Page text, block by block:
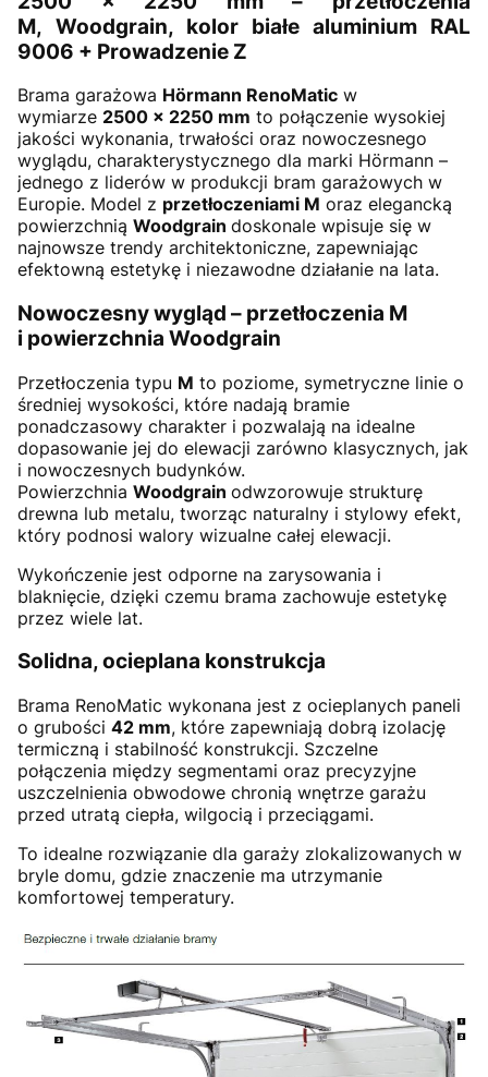
M, Woodgrain, kolor białe aluminium RAL
9006 + Prowadzenie Z
Brama garażowa Hörmann RenoMatic w
wymiarze 2500 × 2250 mm to połączenie wysokiej
jakości wykonania, trwałości oraz nowoczesnego
wyglądu, charakterystycznego dla marki Hörmann –
jednego z liderów w produkcji bram garażowych w
Europie. Model z przetłoczeniami M oraz elegancką
powierzchnią Woodgrain doskonale wpisuje się w
najnowsze trendy architektoniczne, zapewniając
efektowną estetykę i niezawodne działanie na lata.
Nowoczesny wygląd – przetłoczenia M
i powierzchnia Woodgrain
Przetłoczenia typu M to poziome, symetryczne linie o
średniej wysokości, które nadają bramie
ponadczasowy charakter i pozwalają na idealne
dopasowanie jej do elewacji zarówno klasycznych, jak
i nowoczesnych budynków.
Powierzchnia Woodgrain odwzorowuje strukturę
drewna lub metalu, tworząc naturalny i stylowy efekt,
który podnosi walory wizualne całej elewacji.
Wykończenie jest odporne na zarysowania i
blaknięcie, dzięki czemu brama zachowuje estetykę
przez wiele lat.
Solidna, ocieplana konstrukcja
Brama RenoMatic wykonana jest z ocieplanych paneli
o grubości 42 mm, które zapewniają dobrą izolację
termiczną i stabilność konstrukcji. Szczelne
połączenia między segmentami oraz precyzyjne
uszczelnienia obwodowe chronią wnętrze garażu
przed utratą ciepła, wilgocią i przeciągami.
To idealne rozwiązanie dla garaży zlokalizowanych w
bryle domu, gdzie znaczenie ma utrzymanie
komfortowej temperatury.